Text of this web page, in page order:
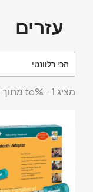
עזרים
הכי רלוונטי
מציג 1 - %to מתוך 25 פריט(ים)